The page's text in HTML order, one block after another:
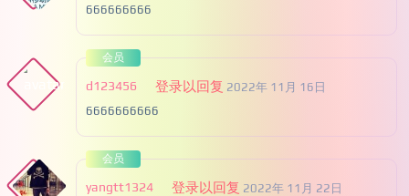
666666666
会员
登录以回复
d123456
2022年 11月 16日
6666666666
会员
登录以回复
yangtt1324
2022年 11月 22日